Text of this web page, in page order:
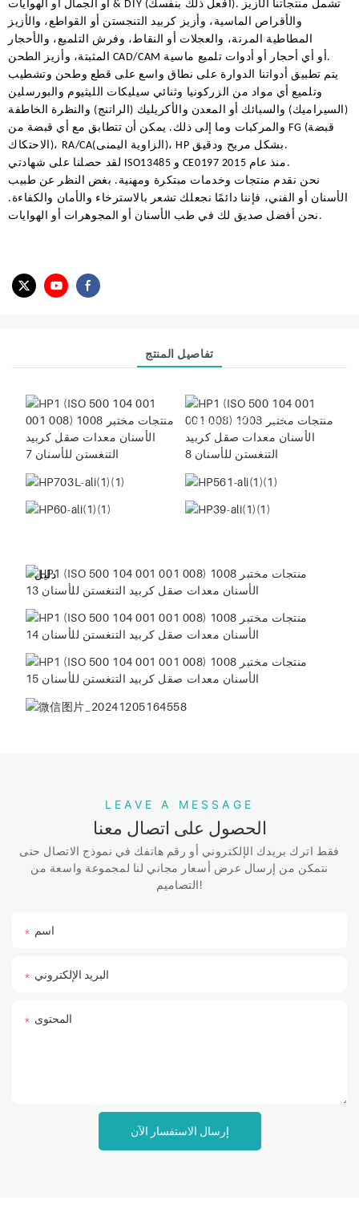
أو الجمال أو الهوايات & DIY (افعل ذلك بنفسك). تشمل منتجاتنا الأزيز
والأقراص الماسية، وأزيز كربيد التنجستن أو القواطع، والأزيز
المطاطية المرنة، والعجلات أو النقاط، وفرش التلميع، والأحجار
المثبتة، وأزيز الطحن CAD/CAM أو أي أحجار أو أدوات تلميع ماسية.
يتم تطبيق أدواتنا الدوارة على نطاق واسع على قطع وطحن وتشطيب
وتلميع أي مواد من الزركونيا وثنائي سيليكات الليثيوم والبورسلين
(السيراميك) والسبائك أو المعدن والأكريليك (الراتنج) والنظرة الخاطفة
والمركبات وما إلى ذلك. يمكن أن تتطابق مع أي قبضة من FG (قبضة
الاحتكاك)، RA/CA(الزاوية اليمنى)، HP بشكل مريح ودقيق.
لقد حصلنا على شهادتي ISO13485 و CE0197 منذ عام 2015.
نحن نقدم منتجات وخدمات مبتكرة ومهنية. بغض النظر عن طبيب
الأسنان أو الفني، فإننا دائمًا نجعلك تشعر بالاسترخاء والأمان والكفاءة.
نحن أفضل صديق لك في طب الأسنان أو المجوهرات أو الهوايات.
تفاصيل المنتج
الأشياء التي أنجزناها
دليل
微信图片_20241205164558
LEAVE A MESSAGE
الحصول على اتصال معنا
فقط اترك بريدك الإلكتروني أو رقم هاتفك في نموذج الاتصال حتى
نتمكن من إرسال عرض أسعار مجاني لنا لمجموعة واسعة من
التصاميم!
اسم
البريد الإلكتروني
المحتوى
إرسال الاستفسار الآن